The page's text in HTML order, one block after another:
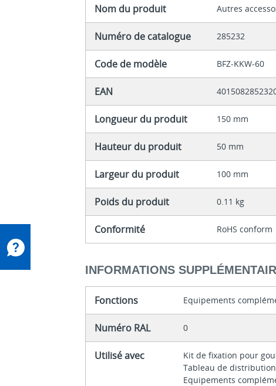
Nom du produit Autres
Numéro de catalogue 285232
Code de modèle BFZ-KKW-60
EAN
Longueur du produit 150 mm
Hauteur du produit 50 mm
Largeur du produit 100 mm
Poids du produit 0.11 kg
Conformité RoHS conform
INFORMATIONS
Fonctions Equipements
Numéro RAL 0
Utilisé avec
Kit de fixation pour
Tableau de
Equipements